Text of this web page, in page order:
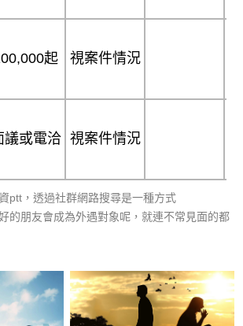
起 視案件情況
議或電洽 視案件情況
ptt，透過社群網路搜尋是一種方式
的朋友會成為外遇對象呢，就連不常見面的都